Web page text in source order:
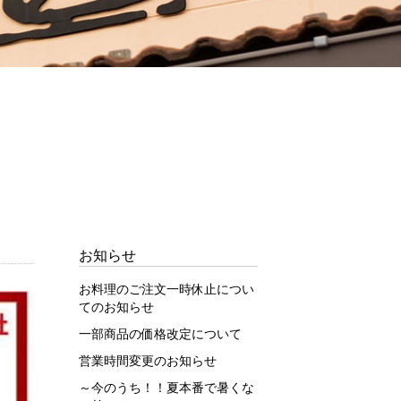
お知らせ
お料理のご注文一時休止につい
てのお知らせ
一部商品の価格改定について
営業時間変更のお知らせ
～今のうち！！夏本番で暑くな